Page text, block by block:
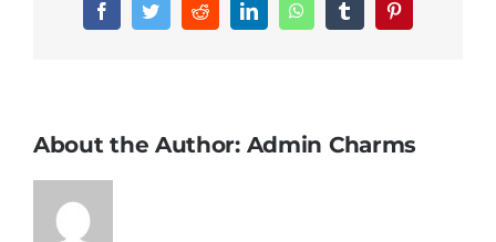
FacebookTwitterRedditLinkedInWhatsAppTumblrPinterest
About the Author: Admin Charms